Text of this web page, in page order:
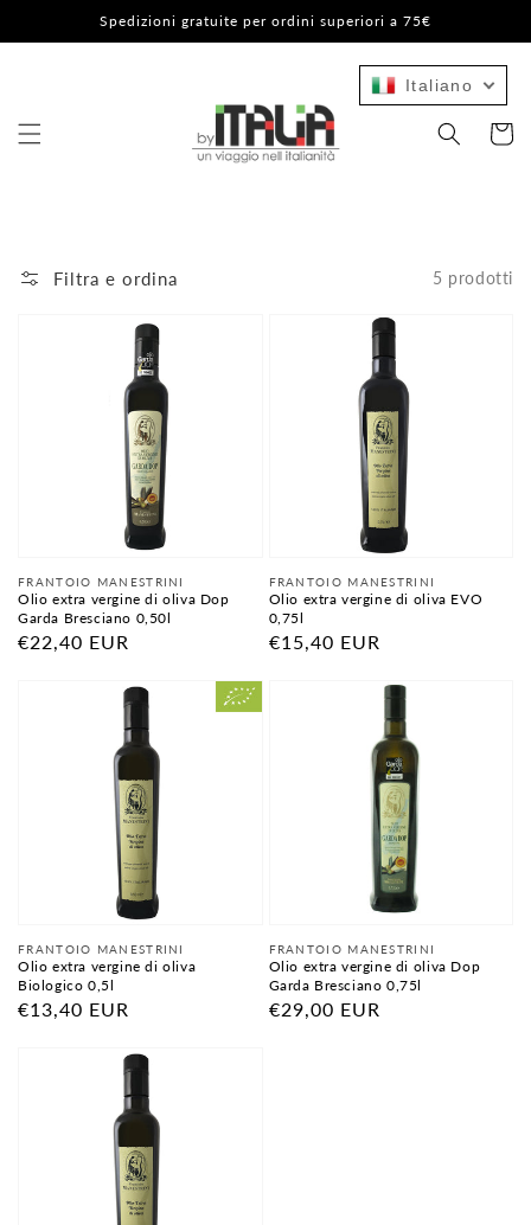
direttamente
ai contenuti
Spedizioni gratuite per ordini superiori a 75€
Carrello
Filtra e ordina 5 prodotti
Fornitore:
FRANTOIO MANESTRINI
Olio extra vergine di oliva Dop
Garda Bresciano 0,50l
Prezzo
€22,40 EUR
Fornitore:
FRANTOIO MANESTRINI
Olio extra vergine di oliva EVO
0,75l
Prezzo
€15,40 EUR
Fornitore:
FRANTOIO MANESTRINI
Olio extra vergine di oliva
Biologico 0,5l
Prezzo
€13,40 EUR
Fornitore:
FRANTOIO MANESTRINI
Olio extra vergine di oliva Dop
Garda Bresciano 0,75l
Prezzo
€29,00 EUR
Italiano